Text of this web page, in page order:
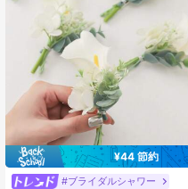
¥44 節約
#ブライダルシャワー
#7 ベストセラー
ホワイト ブートニア